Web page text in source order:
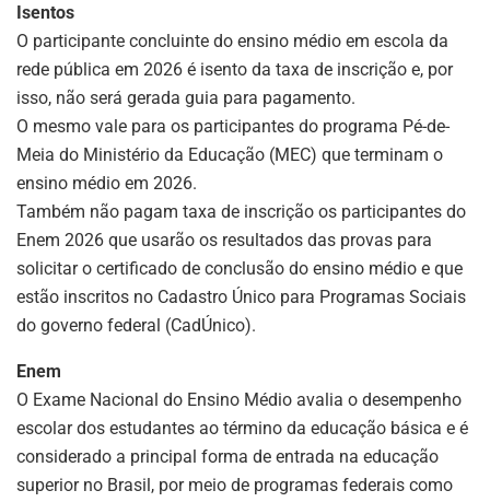
Isentos
O participante concluinte do ensino médio em escola da
rede pública em 2026 é isento da taxa de inscrição e, por
isso, não será gerada guia para pagamento.
O mesmo vale para os participantes do programa Pé-de-
Meia do Ministério da Educação (MEC) que terminam o
ensino médio em 2026.
Também não pagam taxa de inscrição os participantes do
Enem 2026 que usarão os resultados das provas para
solicitar o certificado de conclusão do ensino médio e que
estão inscritos no Cadastro Único para Programas Sociais
do governo federal (CadÚnico).
Enem
O Exame Nacional do Ensino Médio avalia o desempenho
escolar dos estudantes ao término da educação básica e é
considerado a principal forma de entrada na educação
superior no Brasil, por meio de programas federais como